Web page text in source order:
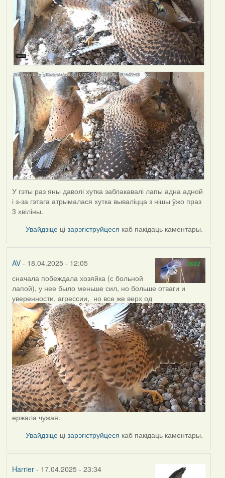
У гэты раз яны даволі хутка заблакавалі лапы адна адной
і з-за гэтага атрымалася хутка вываліцца з нішы ўжо праз
3 хвіліны.
Увайдзіце цізарэгіструйцеся каб пакідаць каментары.
AV- 18.04.2025 - 12:05
сначала побеждала хозяйка (с больной
лапой), у нее было меньше сил, но больше отваги и
уверенности, агрессии, но все же верх од
ержала чужая.
Увайдзіце цізарэгіструйцеся каб пакідаць каментары.
Harrier- 17.04.2025 - 23:34